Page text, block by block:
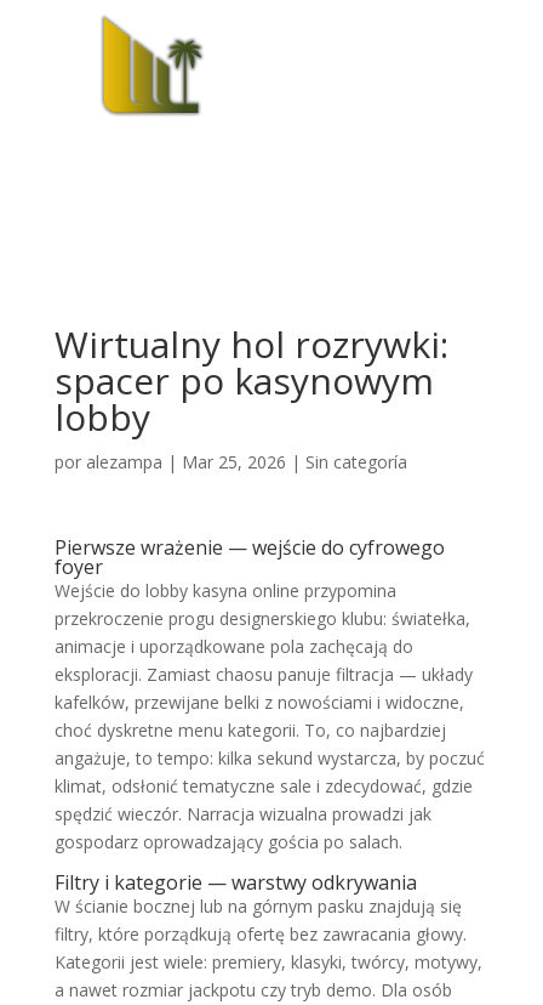
Wirtualny hol rozrywki:
spacer po kasynowym
lobby
por alezampa | Mar 25, 2026 | Sin categoría
Pierwsze wrażenie — wejście do cyfrowego
foyer
Wejście do lobby kasyna online przypomina
przekroczenie progu designerskiego klubu: światełka,
animacje i uporządkowane pola zachęcają do
eksploracji. Zamiast chaosu panuje filtracja — układy
kafelków, przewijane belki z nowościami i widoczne,
choć dyskretne menu kategorii. To, co najbardziej
angażuje, to tempo: kilka sekund wystarcza, by poczuć
klimat, odsłonić tematyczne sale i zdecydować, gdzie
spędzić wieczór. Narracja wizualna prowadzi jak
gospodarz oprowadzający gościa po salach.
Filtry i kategorie — warstwy odkrywania
W ścianie bocznej lub na górnym pasku znajdują się
filtry, które porządkują ofertę bez zawracania głowy.
Kategorii jest wiele: premiery, klasyki, twórcy, motywy,
a nawet rozmiar jackpotu czy tryb demo. Dla osób